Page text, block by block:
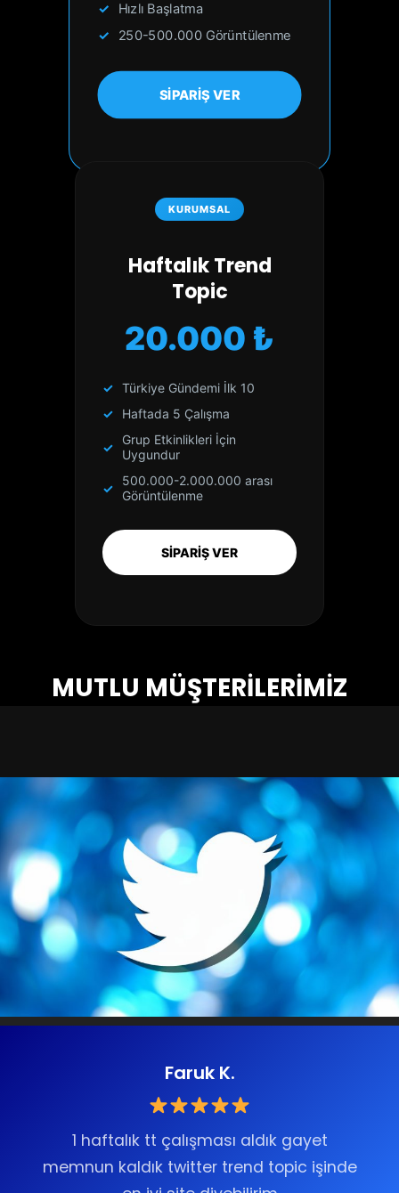
Hızlı Başlatma
250-500.000 Görüntülenme
SİPARİŞ VER
KURUMSAL
Haftalık Trend
Topic
20.000 ₺
Türkiye Gündemi İlk 10
Haftada 5 Çalışma
Grup Etkinlikleri İçin
Uygundur
500.000-2.000.000 arası
Görüntülenme
SİPARİŞ VER
MUTLU MÜŞTERİLERİMİZ
Faruk K.
1 haftalık tt çalışması aldık gayet
memnun kaldık twitter trend topic işinde